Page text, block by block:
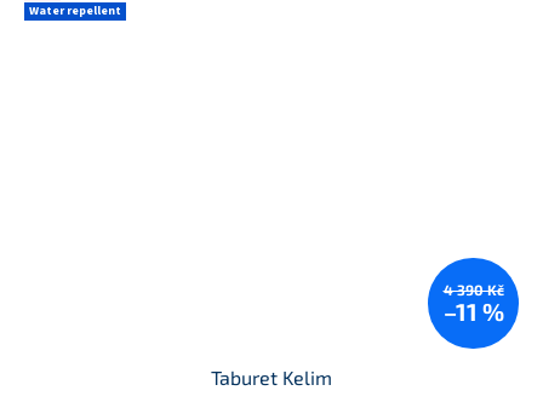
Water repellent
4 390 Kč
–11 %
Taburet Kelim